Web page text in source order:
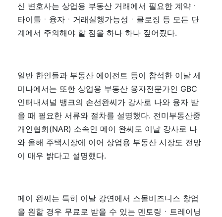
신 변호사는 상업용 부동산 거래에서 필요한 계약ㆍ
타이틀ㆍ융자ㆍ거래실행가능성ㆍ클로징 등 모든 단
계에서 주의해야 할 점을 하나 하나 짚어줬다.
일반 한인들과 부동산 에이전트 등이 참석한 이날 세
미나에서는 또한 상업용 부동산 융자전문가인 GBC
인터내셔널 뱅크의 손선완씨가 강사로 나와 융자 받
을 때 필요한 서류와 절차를 설명했다. 전미부동산중
개인협회(NAR) 소속인 메이 완씨도 이날 강사로 나
와 올해 주택시장에 이어 상업용 부동산 시장도 전망
이 매우 밝다고 설명했다.
메이 완씨는 특히 이날 강연에서 스몰비즈니스 창업
을 원할 경우 무료로 받을 수 있는 멘토링ㆍ트레이닝